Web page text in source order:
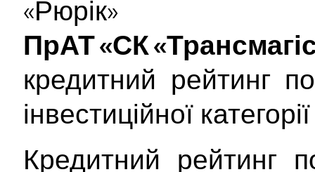
«Рюрік»
ПрАТ «СК
кредитний рейтинг
інвестиційної
Кредитний рейтинг